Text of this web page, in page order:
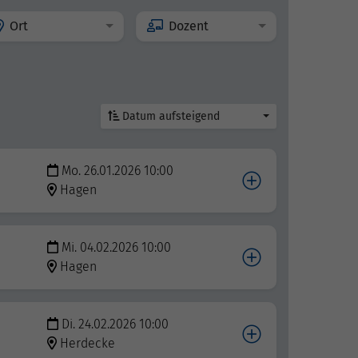
Ort Dozent
Datum aufsteigend
Mo. 26.01.2026 10:00
Hagen
Mi. 04.02.2026 10:00
Hagen
Di. 24.02.2026 10:00
Herdecke